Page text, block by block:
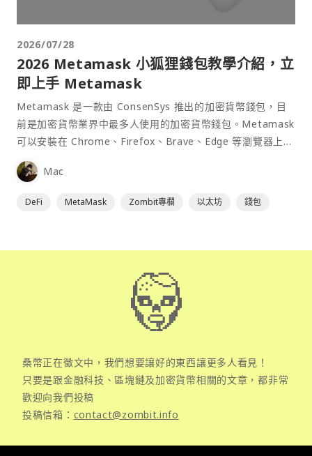
2026/07/28
2026 Metamask 小狐狸錢包教學介紹，立
即上手 Metamask
Metamask 是一款由 ConsenSys 推出的加密貨幣錢包，目
前是加密貨幣業界中最多人使用的加密貨幣錢包。Metamask
可以安裝在 Chrome、Firefox、Brave、Edge 等瀏覽器上作
為插件使用，具備許多功能且使用上非常方便。
Mac
DeFi MetaMask Zombit專欄 以太坊 錢包
桑幣正在徵文中，我們想要讓好的東西讓更多人看見！
只要是跟金融科技、區塊鏈及加密貨幣相關的文章，都非常
歡迎向我們投稿
投稿信箱： contact@zombit.info